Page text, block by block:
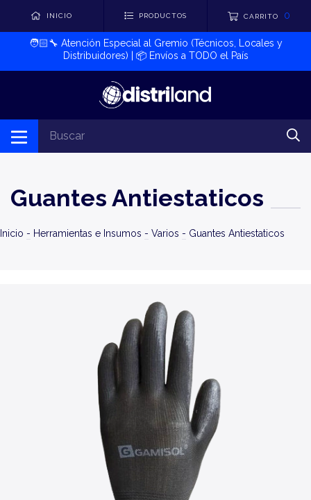
INICIO PRODUCTOS CARRITO 0
🧑🏻‍🔧​ Atención Especial al Gremio (Técnicos, Locales y
Distribuidores) | 📦​ Envíos a TODO el País
Guantes Antiestaticos
Inicio - Herramientas e Insumos - Varios - Guantes Antiestaticos